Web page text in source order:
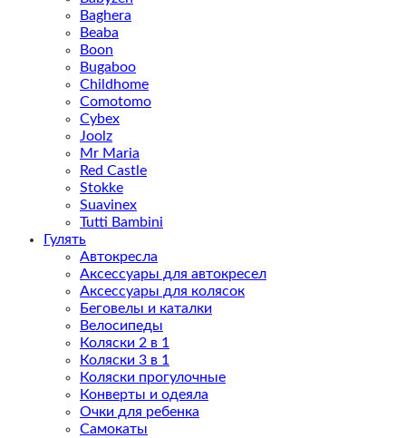
Baghera
Beaba
Boon
Bugaboo
Childhome
Comotomo
Cybex
Joolz
Mr Maria
Red Castle
Stokke
Suavinex
Tutti Bambini
Гулять
Автокресла
Аксессуары для автокресел
Аксессуары для колясок
Беговелы и каталки
Велосипеды
Коляски 2 в 1
Коляски 3 в 1
Коляски прогулочные
Конверты и одеяла
Очки для ребенка
Самокаты